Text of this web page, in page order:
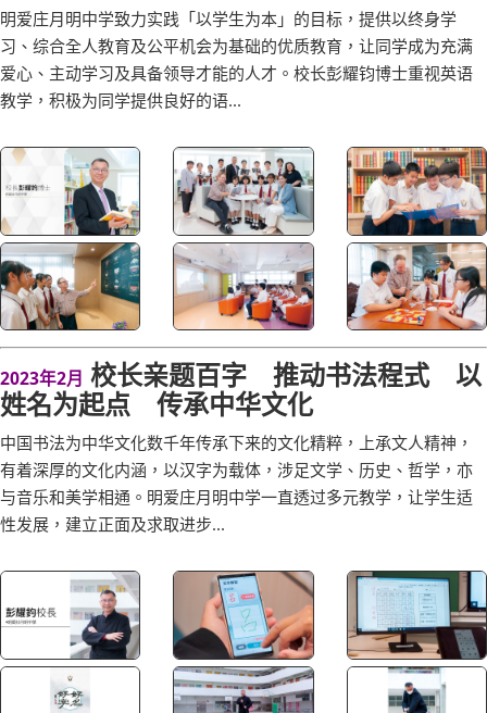
明爱庄月明中学致力实践「以学生为本」的目标，提供以终身学
习、综合全人教育及公平机会为基础的优质教育，让同学成为充满
爱心、主动学习及具备领导才能的人才。校长彭耀钧博士重视英语
教学，积极为同学提供良好的语...
2023年2月 校长亲题百字 推动书法程式 以
姓名为起点 传承中华文化
中国书法为中华文化数千年传承下来的文化精粹，上承文人精神，
有着深厚的文化内涵，以汉字为载体，涉足文学、历史、哲学，亦
与音乐和美学相通。明爱庄月明中学一直透过多元教学，让学生适
性发展，建立正面及求取进步...